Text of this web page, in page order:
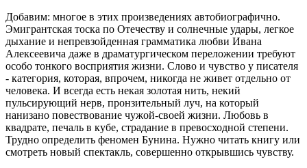
Добавим: многое в этих произведениях автобиографично.
Эмигрантская тоска по Отечеству и солнечные удары, легкое
дыхание и непревзойденная грамматика любви Ивана
Алексеевича даже в драматургическом переложении требуют
особо тонкого восприятия жизни. Слово и чувство у писателя
- категория, которая, впрочем, никогда не живет отдельно от
человека. И всегда есть некая золотая нить, некий
пульсирующий нерв, пронзительный луч, на который
нанизано повествование чужой-своей жизни. Любовь в
квадрате, печаль в кубе, страдание в превосходной степени.
Трудно определить феномен Бунина. Нужно читать книгу или
смотреть новый спектакль, совершенно открывшись чувству.